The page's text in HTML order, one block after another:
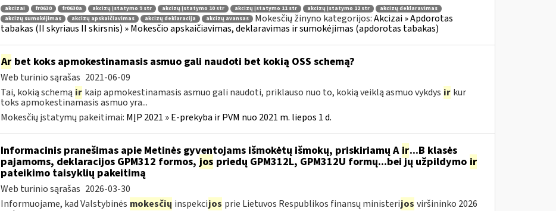
akcizai fr0630 fr0630a akcizų įstatymo 9 str akcizų įstatymo 10 str akcizų įstatymo 11 str akcizų įstatymo 12 str
akcizų deklaravimas
akcizų sumokėjimas
akcizų apskaičiavimas akcizų deklaracija akcizų avansas Mokesčių žinyno kategorijos:Akcizai » Apdorotas
tabakas (II skyriaus II skirsnis) » Mokesčio apskaičiavimas, deklaravimas ir sumokėjimas (apdorotas tabakas)
Arbet koks apmokestinamasis asmuo gali naudoti bet kokią OSS schemą?
Web turinio sąrašas 2021-06-09
Tai, kokią schemą ir kaip apmokestinamasis asmuo gali naudoti, priklauso nuo to, kokią veiklą asmuo vykdys ir kur
toks apmokestinamasis asmuo yra...
Mokesčių įstatymų pakeitimai: MĮP 2021 » E-prekyba ir PVM nuo 2021 m. liepos 1 d.
Informacinis pranešimas apie Metinės gyventojams išmokėtų išmokų, priskiriamų A ir...B klasės
pajamoms, deklaracijos GPM312 formos, jos priedų GPM312L, GPM312U formų...bei jų užpildymo ir
pateikimo taisyklių pakeitimą
Web turinio sąrašas 2026-03-30
Informuojame, kad Valstybinės mokesčių inspekcijos prie Lietuvos Respublikos finansų ministerijos viršininko 2026